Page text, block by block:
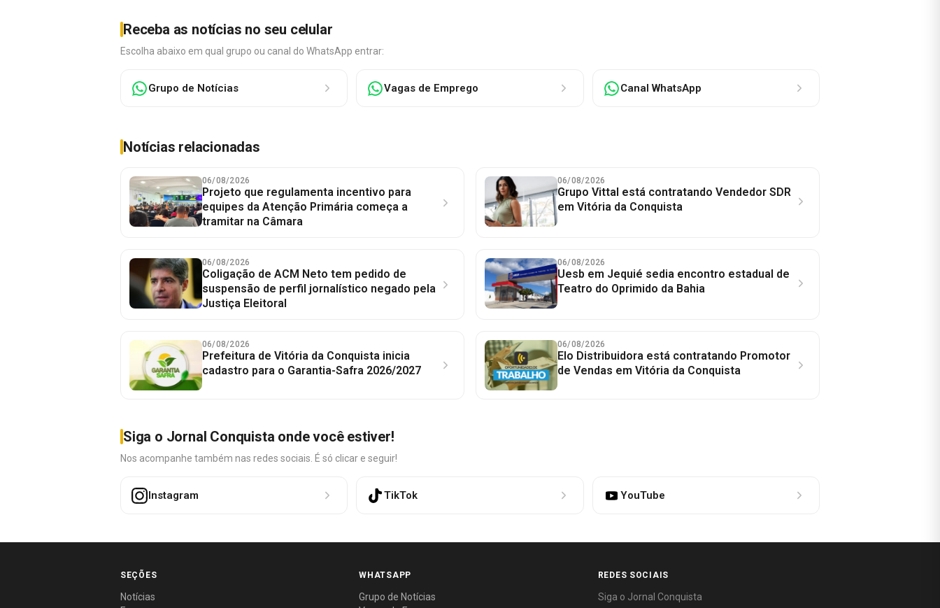
Receba as notícias no seu celular
Escolha abaixo em qual grupo ou canal do WhatsApp entrar:
Grupo de Notícias Vagas de Emprego Canal WhatsApp
Notícias relacionadas
06/08/2026
Projeto que regulamenta incentivo para
equipes da Atenção Primária começa a
tramitar na Câmara
06/08/2026
Grupo Vittal está contratando Vendedor SDR
em Vitória da Conquista
06/08/2026
Coligação de ACM Neto tem pedido de
suspensão de perfil jornalístico negado pela
Justiça Eleitoral
06/08/2026
Uesb em Jequié sedia encontro estadual de
Teatro do Oprimido da Bahia
06/08/2026
Prefeitura de Vitória da Conquista inicia
cadastro para o Garantia-Safra 2026/2027
06/08/2026
Elo Distribuidora está contratando Promotor
de Vendas em Vitória da Conquista
Siga o Jornal Conquista onde você estiver!
Nos acompanhe também nas redes sociais. É só clicar e seguir!
Instagram TikTok YouTube
SEÇÕES
Notícias
WHATSAPP
Grupo de Notícias
REDES SOCIAIS
Siga o Jornal Conquista